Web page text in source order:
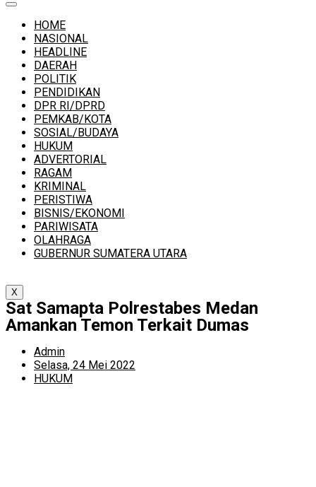
HOME
NASIONAL
HEADLINE
DAERAH
POLITIK
PENDIDIKAN
DPR RI/DPRD
PEMKAB/KOTA
SOSIAL/BUDAYA
HUKUM
ADVERTORIAL
RAGAM
KRIMINAL
PERISTIWA
BISNIS/EKONOMI
PARIWISATA
OLAHRAGA
GUBERNUR SUMATERA UTARA
X
Sat Samapta Polrestabes Medan
Amankan Temon Terkait Dumas
Admin
Selasa, 24 Mei 2022
HUKUM